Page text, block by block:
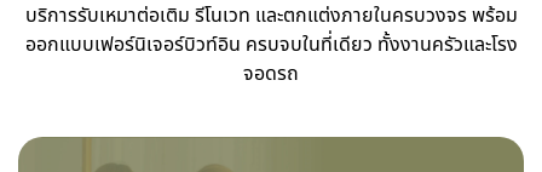
บริการรับเหมาต่อเติม รีโนเวท และตกแต่งภายในครบวงจร พร้อม
ออกแบบเฟอร์นิเจอร์บิวท์อิน ครบจบในที่เดียว ทั้งงานครัวและโรง
จอดรถ